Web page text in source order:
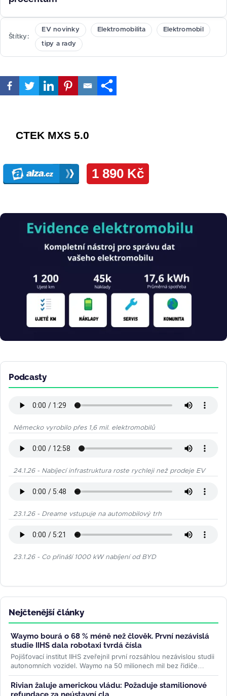
Štítky
EV novinky Elektromobilita Elektromobil
tipy a rady
Obrázek
Podcasty
Německo vyrobilo přes 1,6 mil. elektromobilů
24.1.26 - Nabíjecí infrastruktura roste rychleji než prodeje EV
23.1.26 - Dreame vstupuje na automobilový trh
23.1.26 - Co přináší 1000 kW nabíjení od BYD
Nejčtenější články
Waymo bourá o 68 % méně než člověk. První nezávislá
studie IIHS dala robotaxi tvrdá čísla
Pojišťovací institut IIHS zveřejnil první rozsáhlou nezávislou studii
autonomních vozidel. Waymo na 50 milionech mil bez řidiče
bouralo o...>>
Rivian žaluje americkou vládu: Požaduje stamilionové